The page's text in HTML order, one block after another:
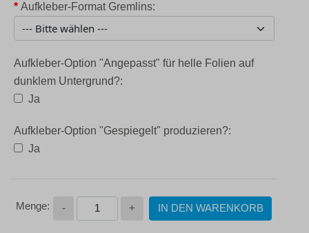
* Aufkleber-Format Gremlins:
Aufkleber-Option "Angepasst" für helle Folien auf
dunklem Untergrund?:
Ja
Aufkleber-Option "Gespiegelt" produzieren?:
Ja
- + IN DEN WARENKORB